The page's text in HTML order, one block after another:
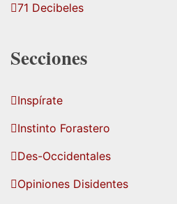
71 Decibeles
Secciones
Inspírate
Instinto Forastero
Des-Occidentales
Opiniones Disidentes